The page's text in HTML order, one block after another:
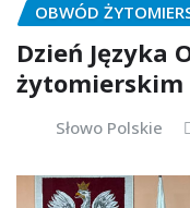
OBWÓD
Dzień Języka
żytomierskim
Słowo Polskie